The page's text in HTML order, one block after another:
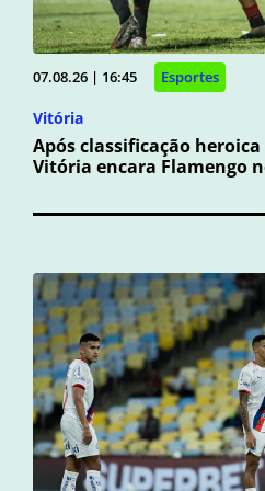
07.08.26 | 16:45 Esportes
Vitória
Após classificação
Vitória encara Flamengo